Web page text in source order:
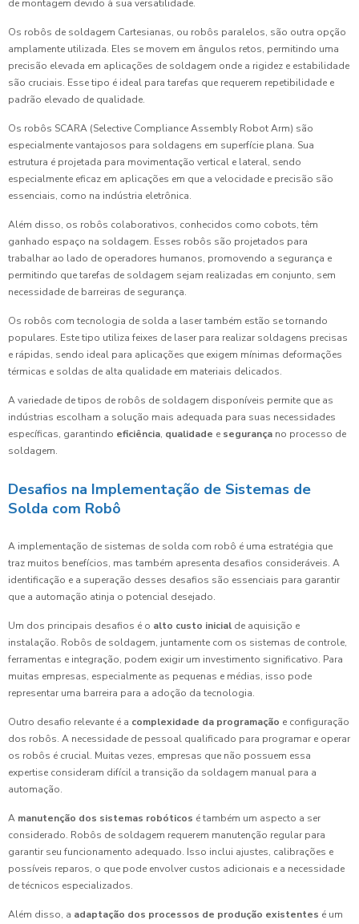
de montagem devido à sua versatilidade.
Os robôs de soldagem Cartesianas, ou robôs paralelos, são outra opção
amplamente utilizada. Eles se movem em ângulos retos, permitindo uma
precisão elevada em aplicações de soldagem onde a rigidez e estabilidade
são cruciais. Esse tipo é ideal para tarefas que requerem repetibilidade e
padrão elevado de qualidade.
Os robôs SCARA (Selective Compliance Assembly Robot Arm) são
especialmente vantajosos para soldagens em superfície plana. Sua
estrutura é projetada para movimentação vertical e lateral, sendo
especialmente eficaz em aplicações em que a velocidade e precisão são
essenciais, como na indústria eletrônica.
Além disso, os robôs colaborativos, conhecidos como cobots, têm
ganhado espaço na soldagem. Esses robôs são projetados para
trabalhar ao lado de operadores humanos, promovendo a segurança e
permitindo que tarefas de soldagem sejam realizadas em conjunto, sem
necessidade de barreiras de segurança.
Os robôs com tecnologia de solda a laser também estão se tornando
populares. Este tipo utiliza feixes de laser para realizar soldagens precisas
e rápidas, sendo ideal para aplicações que exigem mínimas deformações
térmicas e soldas de alta qualidade em materiais delicados.
A variedade de tipos de robôs de soldagem disponíveis permite que as
indústrias escolham a solução mais adequada para suas necessidades
específicas, garantindo eficiência, qualidade e segurança no processo de
soldagem.
Desafios na Implementação de Sistemas de
Solda com Robô
A implementação de sistemas de solda com robô é uma estratégia que
traz muitos benefícios, mas também apresenta desafios consideráveis. A
identificação e a superação desses desafios são essenciais para garantir
que a automação atinja o potencial desejado.
Um dos principais desafios é o alto custo inicial de aquisição e
instalação. Robôs de soldagem, juntamente com os sistemas de controle,
ferramentas e integração, podem exigir um investimento significativo. Para
muitas empresas, especialmente as pequenas e médias, isso pode
representar uma barreira para a adoção da tecnologia.
Outro desafio relevante é a complexidade da programação e configuração
dos robôs. A necessidade de pessoal qualificado para programar e operar
os robôs é crucial. Muitas vezes, empresas que não possuem essa
expertise consideram difícil a transição da soldagem manual para a
automação.
A manutenção dos sistemas robóticos é também um aspecto a ser
considerado. Robôs de soldagem requerem manutenção regular para
garantir seu funcionamento adequado. Isso inclui ajustes, calibrações e
possíveis reparos, o que pode envolver custos adicionais e a necessidade
de técnicos especializados.
Além disso, a adaptação dos processos de produção existentes é um